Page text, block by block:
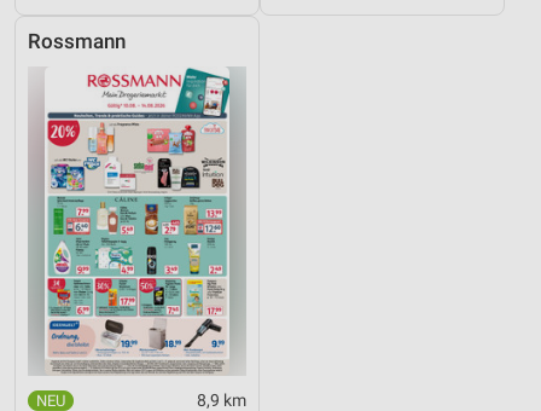
Rossmann
8,9 km